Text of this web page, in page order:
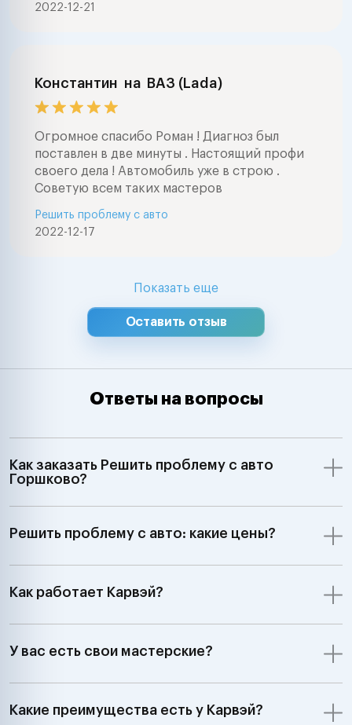
2022-12-21
Константин на ВАЗ (Lada)
Огромное спасибо Роман ! Диагноз был
поставлен в две минуты . Настоящий профи
своего дела ! Автомобиль уже в строю .
Советую всем таких мастеров
2022-12-17
Решить проблему с авто
Показать еще
Оставить отзыв
Ответы на вопросы
Как заказать Решить проблему с авто
Горшково?
Решить проблему с авто: какие цены?
Как работает Карвэй?
У вас есть свои мастерские?
Какие преимущества есть у Карвэй?